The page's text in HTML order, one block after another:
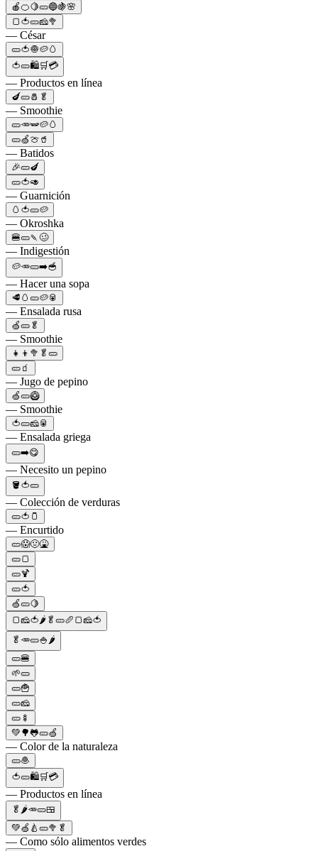
🍎🍊🍋🥒🔵🍇🌸
🍞🍅🥒🧀🥦
— César
🥒🍅🧅🥔🥚
🍅🥒🛍🛒💳
— Productos en línea
🍆🥒🧂🥬
— Smoothie
🥒🥕🫛🥔🥚
🥒🍏🍈🥤
— Batidos
🎉🥒🍆
🥒🍅🥑
— Guarnición
🥚🍅🥒🥔
— Okroshka
🍔🥒🍡🥴
— Indigestión
🥔🥕🥒➡️🥣
— Hacer una sopa
🥩🥚🥒🥔🥫
— Ensalada rusa
🍏🥒🥬
— Smoothie
👧👦🥦🥬🥒
🥒🧃
— Jugo de pepino
🍏🥒🥝
— Smoothie
🍅🥒🧀🥫
— Ensalada griega
🥒➡️😋
— Necesito un pepino
🪣🍅🥒
— Colección de verduras
🥒🍅🫙
— Encurtido
🥒😱🤢🤮
🥒🍞
🥒🍹
🥒🍅
🍏🥒🍋
🍞🧀🍅🌶️🥬🥒🥖🍞🧀🍅
🥬🥕🥒🍚🌶️
🥒🍔
🌱🥒
🥒🍟
🥒🧀
🥒🍢
💚🌳🐸🥒🍏
— Color de la naturaleza
🥒🧆
🍅🥒🛍🛒💳
— Productos en línea
🥬🌶️🥕🥒🍱
💚🍏🍐🥒🥦🥬
— Como sólo alimentos verdes